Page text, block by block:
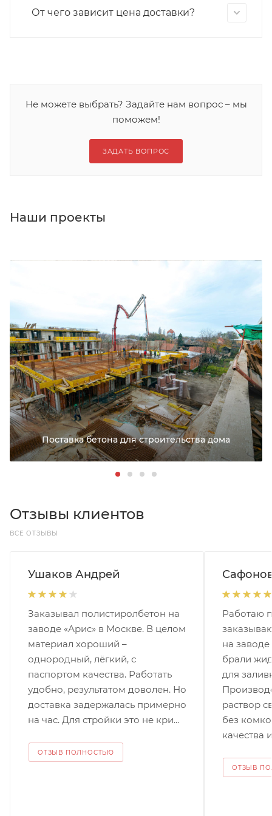
От чего зависит цена доставки?
Не можете выбрать? Задайте нам вопрос – мы
поможем!
ЗАДАТЬ ВОПРОС
Наши проекты
Поставка бетона для строительства дома
Отзывы клиентов
ВСЕ ОТЗЫВЫ
Ушаков Андрей
Заказывал полистиролбетон на
заводе «Арис» в Москве. В целом
материал хороший –
однородный, лёгкий, с
паспортом качества. Работать
удобно, результатом доволен. Но
доставка задержалась примерно
на час. Для стройки это не кри...
ОТЗЫВ ПОЛНОСТЬЮ
Работаю
на
брали
для
раствор
без
качества
ОТЗЫВ